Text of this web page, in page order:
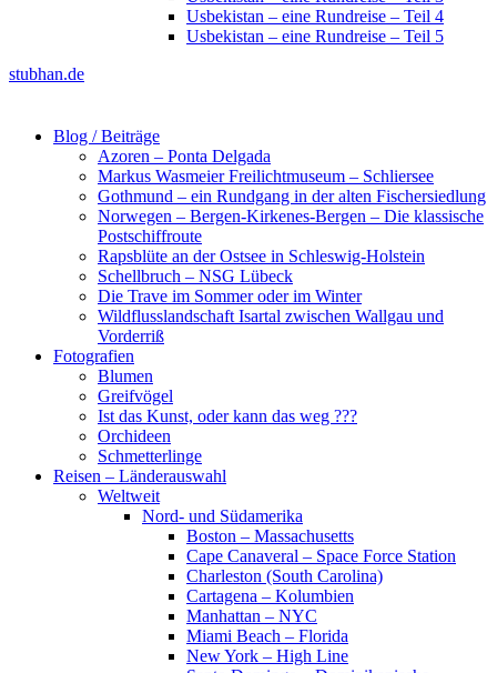
Usbekistan – eine Rundreise – Teil 4
Usbekistan – eine Rundreise – Teil 5
stubhan.de
Blog / Beiträge
Azoren – Ponta Delgada
Markus Wasmeier Freilichtmuseum – Schliersee
Gothmund – ein Rundgang in der alten Fischersiedlung
Norwegen – Bergen-Kirkenes-Bergen – Die klassische
Postschiffroute
Rapsblüte an der Ostsee in Schleswig-Holstein
Schellbruch – NSG Lübeck
Die Trave im Sommer oder im Winter
Wildflusslandschaft Isartal zwischen Wallgau und
Vorderriß
Fotografien
Blumen
Greifvögel
Ist das Kunst, oder kann das weg ???
Orchideen
Schmetterlinge
Reisen – Länderauswahl
Weltweit
Nord- und Südamerika
Boston – Massachusetts
Cape Canaveral – Space Force Station
Charleston (South Carolina)
Cartagena – Kolumbien
Manhattan – NYC
Miami Beach – Florida
New York – High Line